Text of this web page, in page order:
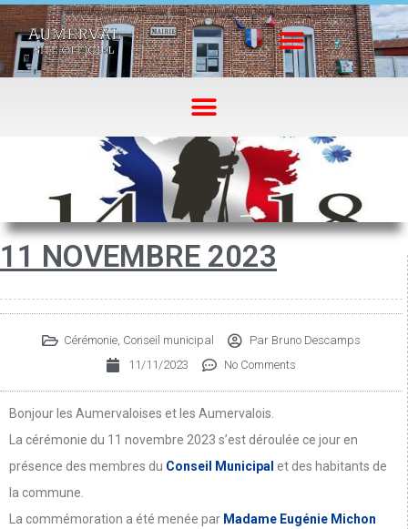
11 NOVEMBRE 2023
Cérémonie, Conseil municipal Par Bruno Descamps
11/11/2023
No Comments
Bonjour les Aumervaloises et les Aumervalois.
La cérémonie du 11 novembre 2023 s’est déroulée ce jour en
présence des membres du Conseil Municipal et des habitants de
la commune.
La commémoration a été menée par Madame Eugénie Michon